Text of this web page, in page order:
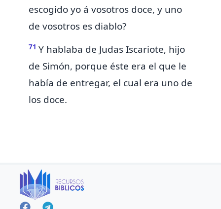
escogido yo á vosotros doce, y uno
de vosotros es diablo?
71 Y hablaba de Judas Iscariote, hijo
de Simón, porque éste era el que le
había de entregar, el cual era uno de
los doce.